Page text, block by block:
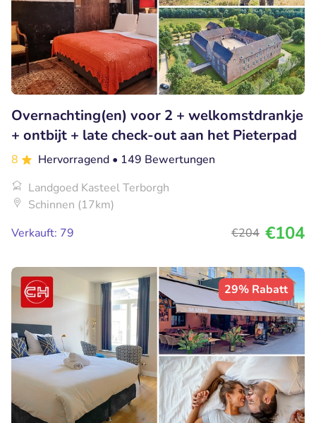
Overnachting(en) voor 2 + welkomstdrankje
+ ontbijt + late check-out aan het Pieterpad
8 Hervorragend • 149 Bewertungen
Landgoed Kasteel Terborgh
Schinnen (17km)
Verkauft: 79
€204 €104
29% Rabatt